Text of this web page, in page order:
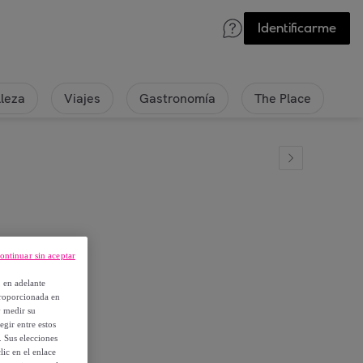
Identificarme
Viajes Gastronomía The Place
adelante
en
medir su
entre estos
elecciones
en el enlace
sin aceptar